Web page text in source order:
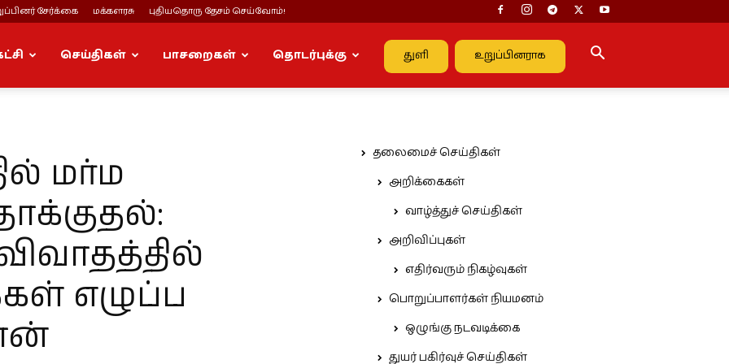
சேர்க்கை மக்களரசு புதியதொரு தேசம் செய்வோம்!
துளி உறுப்பினராக
செய்திகள் பாசறைகள் தொடர்புக்கு
மர்ம
எழுப்ப
தலைமைச் செய்திகள்
அறிக்கைகள்
வாழ்த்துச் செய்திகள்
அறிவிப்புகள்
எதிர்வரும் நிகழ்வுகள்
பொறுப்பாளர்கள் நியமனம்
ஒழுங்கு நடவடிக்கை
துயர் பகிர்வுச் செய்திகள்